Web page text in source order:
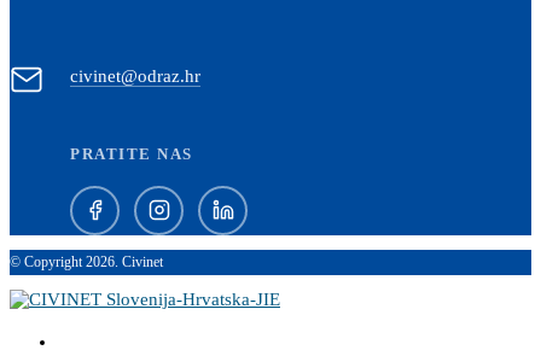
civinet@odraz.hr
PRATITE NAS
© Copyright 2026. Civinet